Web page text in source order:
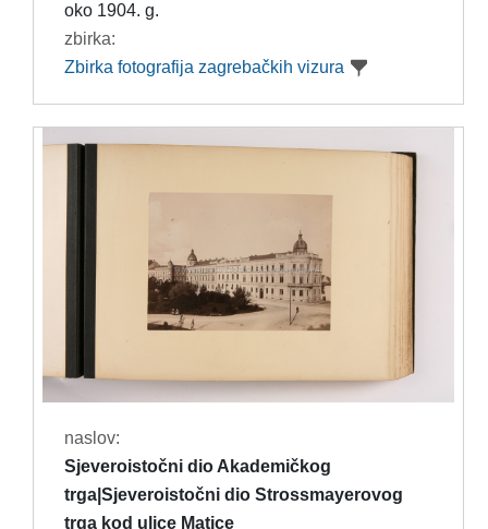
oko 1904. g.
zbirka:
Zbirka fotografija zagrebačkih vizura
naslov:
Sjeveroistočni dio Akademičkog
trga|Sjeveroistočni dio Strossmayerovog
trga kod ulice Matice